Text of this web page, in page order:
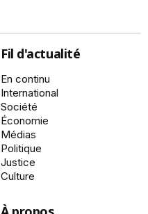
Fil d'actualité
En continu
International
Société
Économie
Médias
Politique
Justice
Culture